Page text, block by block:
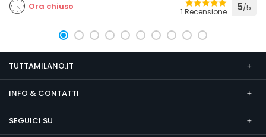
Ora chiuso 1 Recensione 5/5
TUTTAMILANO.IT
INFO & CONTATTI
SEGUICI SU